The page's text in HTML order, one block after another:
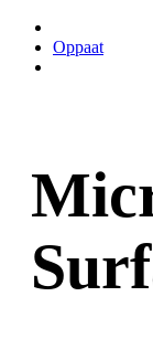
Oppaat